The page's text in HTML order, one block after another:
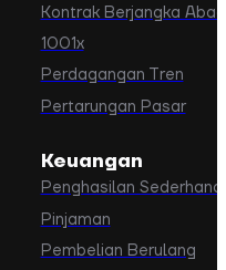
Kontrak Berjangka
1001x
Perdagangan Tren
Pertarungan Pasar
Keuangan
Penghasilan Sederhana
Pinjaman
Pembelian Berulang